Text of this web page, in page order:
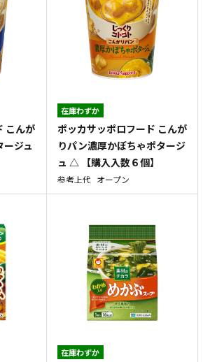
こんが
ージュ
在庫わずか
ポッカサッポロフード こんが
りパン濃厚かぼちゃポタージ
ュ △ 【購入入数６個】
参考上代 オープン
在庫わずか